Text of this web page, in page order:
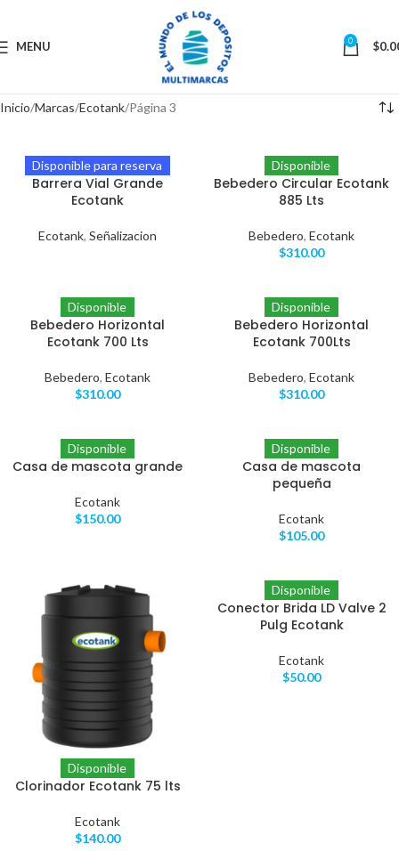
MENU 0 $
Inicio Marcas Ecotank Página 3
Disponible para reserva
Barrera Vial Grande
Ecotank
Ecotank, Señalizacion
Disponible
Bebedero Circular Ecotank
885 Lts
Bebedero, Ecotank
$310.00
Disponible
Bebedero Horizontal
Ecotank 700 Lts
Bebedero, Ecotank
$310.00
Disponible
Bebedero Horizontal
Ecotank 700Lts
Bebedero, Ecotank
$310.00
Disponible
Casa de mascota grande
Ecotank
$150.00
Disponible
Casa de mascota
pequeña
Ecotank
$105.00
Disponible
Clorinador Ecotank 75 lts
Ecotank
$140.00
Disponible
Conector Brida LD Valve 2
Pulg Ecotank
Ecotank
$50.00